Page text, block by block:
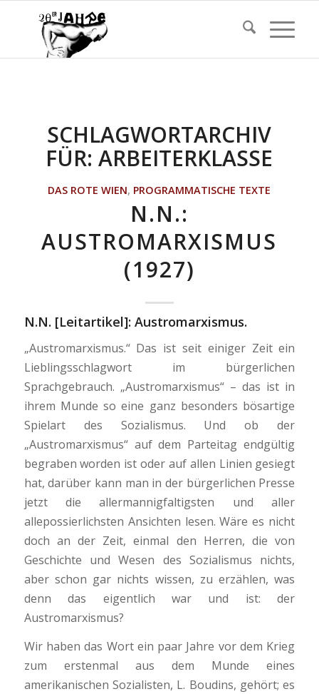
SCHLAGWORTARCHIV
FÜR:ARBEITERKLASSE
DAS ROTE WIEN, PROGRAMMATISCHE TEXTE
N.N.:
AUSTROMARXISMUS
(1927)
N.N. [Leitartikel]: Austromarxismus.
„Austromarxismus.“ Das ist seit einiger Zeit ein
Lieblingsschlagwort im bürgerlichen
Sprachgebrauch. „Austromarxismus“ – das ist in
ihrem Munde so eine ganz besonders bösartige
Spielart des Sozialismus. Und ob der
„Austromarxismus“ auf dem Parteitag endgültig
begraben worden ist oder auf allen Linien gesiegt
hat, darüber kann man in der bürgerlichen Presse
jetzt die allermannigfaltigsten und aller
allepossierlichsten Ansichten lesen. Wäre es nicht
doch an der Zeit, einmal den Herren, die von
Geschichte und Wesen des Sozialismus nichts,
aber schon gar nichts wissen, zu erzählen, was
denn das eigentlich war und ist: der
Austromarxismus?
Wir haben das Wort ein paar Jahre vor dem Krieg
zum erstenmal aus dem Munde eines
amerikanischen Sozialisten, L. Boudins, gehört; es